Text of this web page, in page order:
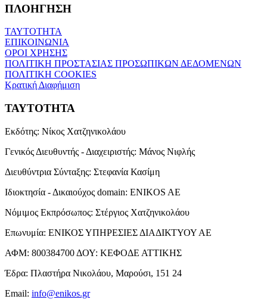
ΠΛΟΗΓΗΣΗ
ΤΑΥΤΟΤΗΤΑ
ΕΠΙΚΟΙΝΩΝΙΑ
ΟΡΟΙ ΧΡΗΣΗΣ
ΠΟΛΙΤΙΚΗ ΠΡΟΣΤΑΣΙΑΣ ΠΡΟΣΩΠΙΚΩΝ ΔΕΔΟΜΕΝΩΝ
ΠΟΛΙΤΙΚΗ COOKIES
Κρατική Διαφήμιση
ΤΑΥΤΟΤΗΤΑ
Εκδότης: Νίκος Χατζηνικολάου
Γενικός Διευθυντής - Διαχειριστής: Μάνος Νιφλής
Διευθύντρια Σύνταξης: Στεφανία Κασίμη
Ιδιοκτησία - Δικαιούχος domain: ENIKOS AE
Νόμιμος Εκπρόσωπος: Στέργιος Χατζηνικολάου
Επωνυμία: ΕΝΙΚΟΣ ΥΠΗΡΕΣΙΕΣ ΔΙΑΔΙΚΤΥΟΥ ΑΕ
ΑΦΜ: 800384700 ΔΟΥ: ΚΕΦΟΔΕ ΑΤΤΙΚΗΣ
Έδρα: Πλαστήρα Νικολάου, Μαρούσι, 151 24
Email: info@enikos.gr